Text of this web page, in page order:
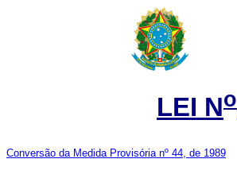
LEI No
Conversão da Medida Provisória nº 44, de 1989